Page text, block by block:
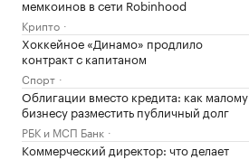
мемкоинов в сети Robinhood
Крипто
Хоккейное «Динамо» продлило
контракт с капитаном
Спорт
Облигации вместо кредита: как малому
бизнесу разместить публичный долг
РБК и МСП Банк
Коммерческий директор: что делает